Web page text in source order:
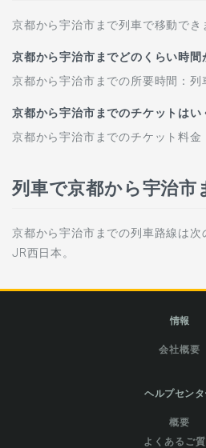
京都から宇治市まで列車で移動でき
京都から宇治市までどのくらい時間
京都から宇治市までの所要時間：列
京都から宇治市までのチケットはい
京都から宇治市までのチケット料金
列車で京都から宇治市
京都から宇治市までの列車路線は次
JR西日本。
情報
会社概要
ヘルプセンタ
概要
よくあるご質